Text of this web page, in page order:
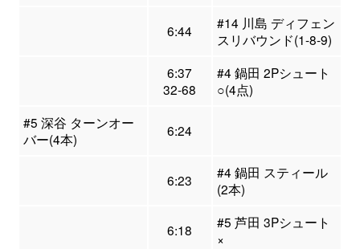
6:44
#14 川島 ディフェン
スリバウンド(1-8-9)
6:37
32-68
#4 鍋田 2Pシュート
○(4点)
#5 深谷 ターンオー
バー(4本)
6:24
6:23
#4 鍋田 スティール
(2本)
6:18
#5 芦田 3Pシュート
×